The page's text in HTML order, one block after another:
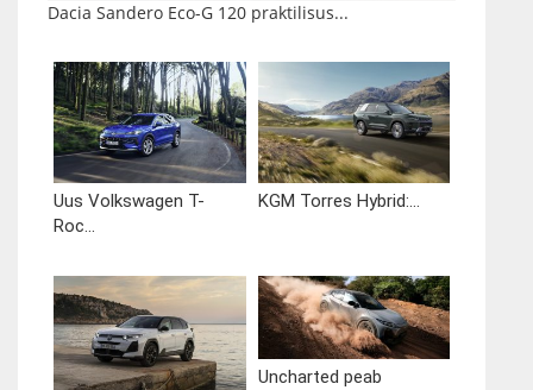
Dacia Sandero Eco-G 120 praktilisus...
Uus Volkswagen T-
Roc...
KGM Torres Hybrid:...
Uncharted peab